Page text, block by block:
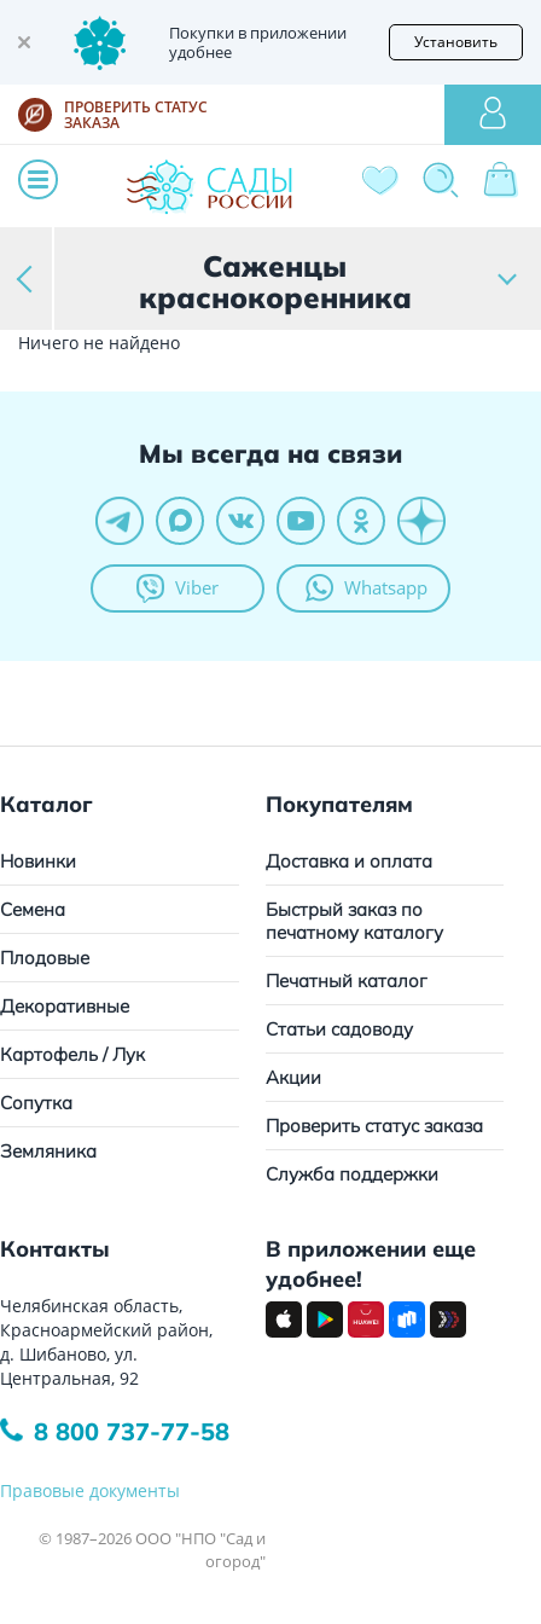
Покупки в приложении
удобнее
Установить
ПРОВЕРИТЬ СТАТУС
ЗАКАЗА
Саженцы
краснокоренника
Ничего не найдено
Мы всегда на связи
Viber Whatsapp
Каталог
Новинки
Семена
Плодовые
Декоративные
Картофель / Лук
Сопутка
Земляника
Покупателям
Доставка и оплата
Быстрый заказ по
печатному каталогу
Печатный каталог
Статьи садоводу
Акции
Проверить статус заказа
Служба поддержки
Контакты
Челябинская область,
Красноармейский район,
д. Шибаново, ул.
Центральная, 92
8 800 737-77-58
Правовые документы
© 1987–2026 ООО "НПО "Сад и
огород"
В приложении еще
удобнее!